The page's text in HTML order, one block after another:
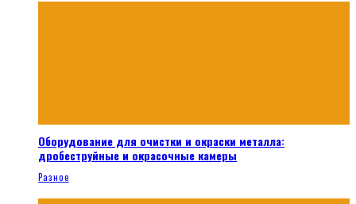
Оборудование для очистки и окраски металла:
дробеструйные и окрасочные камеры
Разное